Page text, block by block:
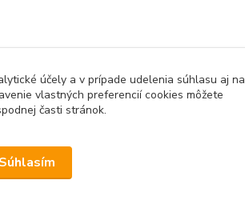
účely a v prípade udelenia súhlasu aj na
vlastných preferencií cookies môžete
časti stránok.
Súhlasím